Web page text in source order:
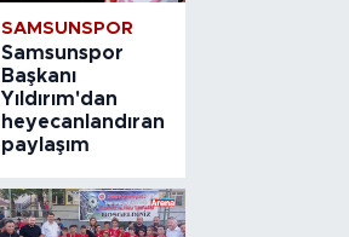
SAMSUNSPOR
Samsunspor
Başkanı
Yıldırım'dan
heyecanlandıran
paylaşım